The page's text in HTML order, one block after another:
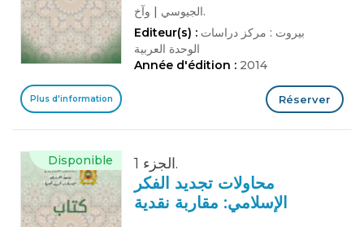
الجيوسي |
وآخ.
Editeur(s) : بيروت : مركز دراسات
الوحدة العربية
Année d'édition : 2014
Plus d'information Réserver
Disponible الجزء 1.
محاولات تجديد الفكر
الإسلامي: مقاربة نقدية